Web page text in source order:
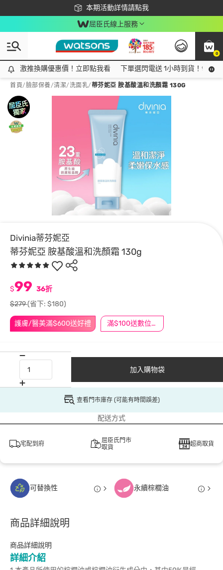
本期活動詳情請點我
下載app最高回饋$350
屈臣氏線上服務
0
激推換購優惠價！立即點我看
激推換購優惠價！立即點我看 下單選閃電送 1小時到貨！領神
首頁/臉部保養/清潔/洗面乳/ 蒂芬妮亞 胺基酸溫和洗顏霜 130G
Divinia蒂芬妮亞
蒂芬妮亞 胺基酸溫和洗顏霜 130g
護膚/醫美滿$600送好禮 滿$100送數位印花
$99 36折
$279(省下: $180)
加入購物袋
查看門市庫存 (可能有時間誤差)
配送方式
宅配到府
屈臣氏門市
取貨
超商取貨
可替換性 永續棕櫚油
商品詳細說明
商品詳細說明
詳細介紹